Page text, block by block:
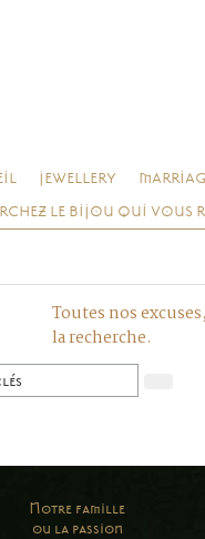
JEWELLERY
LE BIJOU QUI VOUS
Toutes nos
la recherche.
Notre famille
ou la passion